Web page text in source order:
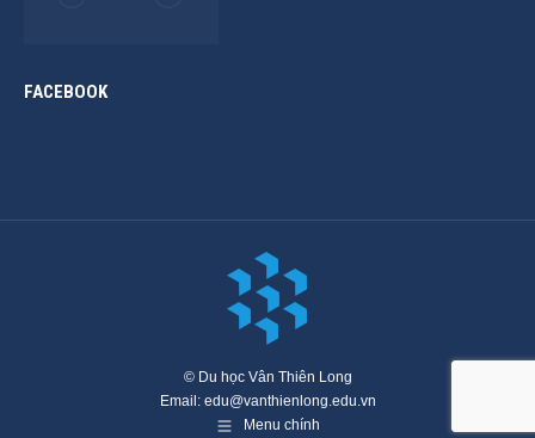
FACEBOOK
© Du học Vân Thiên Long
Email: edu@vanthienlong.edu.vn
Menu chính